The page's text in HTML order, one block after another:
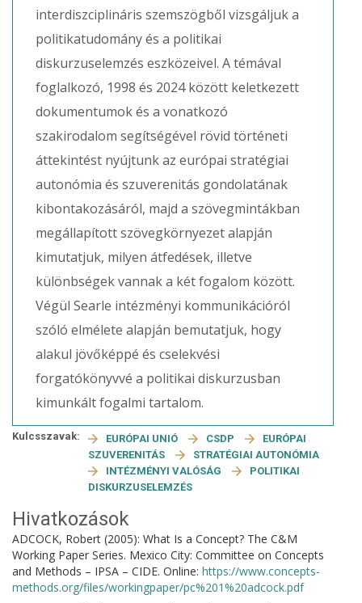
interdiszciplináris szemszögből vizsgáljuk a
politikatudomány és a politikai
diskurzuselemzés eszközeivel. A témával
foglalkozó, 1998 és 2024 között keletkezett
dokumentumok és a vonatkozó
szakirodalom segítségével rövid történeti
áttekintést nyújtunk az európai stratégiai
autonómia és szuverenitás gondolatának
kibontakozásáról, majd a szövegmintákban
megállapított szövegkörnyezet alapján
kimutatjuk, milyen átfedések, illetve
különbségek vannak a két fogalom között.
Végül Searle intézményi kommunikációról
szóló elmélete alapján bemutatjuk, hogy
alakul jövőképpé és cselekvési
forgatókönyvvé a politikai diskurzusban
kimunkált fogalmi tartalom.
Kulcsszavak: EURÓPAI UNIÓ CSDP
EURÓPAI
SZUVERENITÁS
STRATÉGIAI AUTONÓMIA
INTÉZMÉNYI VALÓSÁG
POLITIKAI
DISKURZUSELEMZÉS
Hivatkozások
ADCOCK, Robert (2005): What Is a Concept? The C&M
Working Paper Series. Mexico City: Committee on Concepts
and Methods – IPSA – CIDE. Online: https://www.concepts-
methods.org/files/workingpaper/pc%201%20adcock.pdf